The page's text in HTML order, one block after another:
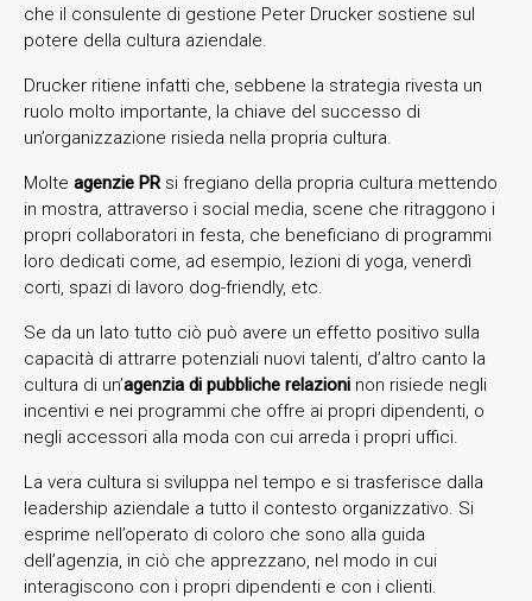
che il consulente di gestione Peter Drucker sostiene sul
potere della cultura aziendale.
Drucker ritiene infatti che, sebbene la strategia rivesta un
ruolo molto importante, la chiave del successo di
un’organizzazione risieda nella propria cultura.
Molte agenzie PRsi fregiano della propria cultura mettendo
in mostra, attraverso i social media, scene che ritraggono i
propri collaboratori in festa, che beneficiano di programmi
loro dedicati come, ad esempio, lezioni di yoga, venerdì
corti, spazi di lavoro dog-friendly, etc.
Se da un lato tutto ciò può avere un effetto positivo sulla
capacità di attrarre potenziali nuovi talenti, d’altro canto la
cultura di un’agenzia di pubbliche relazioni non risiede negli
incentivi e nei programmi che offre ai propri dipendenti, o
negli accessori alla moda con cui arreda i propri uffici.
La vera cultura si sviluppa nel tempo e si trasferisce dalla
leadership aziendale a tutto il contesto organizzativo. Si
esprime nell’operato di coloro che sono alla guida
dell’agenzia, in ciò che apprezzano, nel modo in cui
interagiscono con i propri dipendenti e con i clienti.